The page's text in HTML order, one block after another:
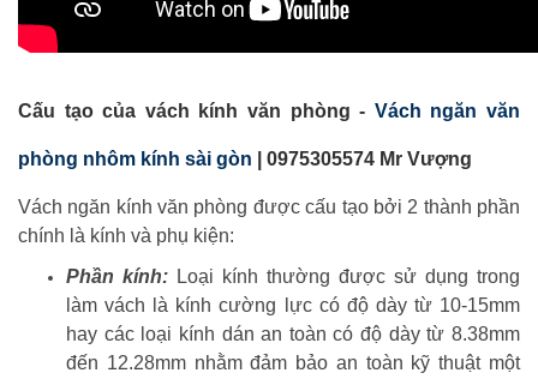
Cấu tạo của vách kính văn phòng - Vách ngăn văn
phòng nhôm kính sài gòn 0975305574 Mr Vượng
Vách ngăn kính văn phòng được cấu tạo bởi 2 thành phần
chính là kính và phụ kiện:
Phần kính: Loại kính thường được sử dụng trong
làm vách là kính cường lực có độ dày từ 10-15mm
hay các loại kính dán an toàn có độ dày từ 8.38mm
đến 12.28mm nhằm đảm bảo an toàn kỹ thuật một